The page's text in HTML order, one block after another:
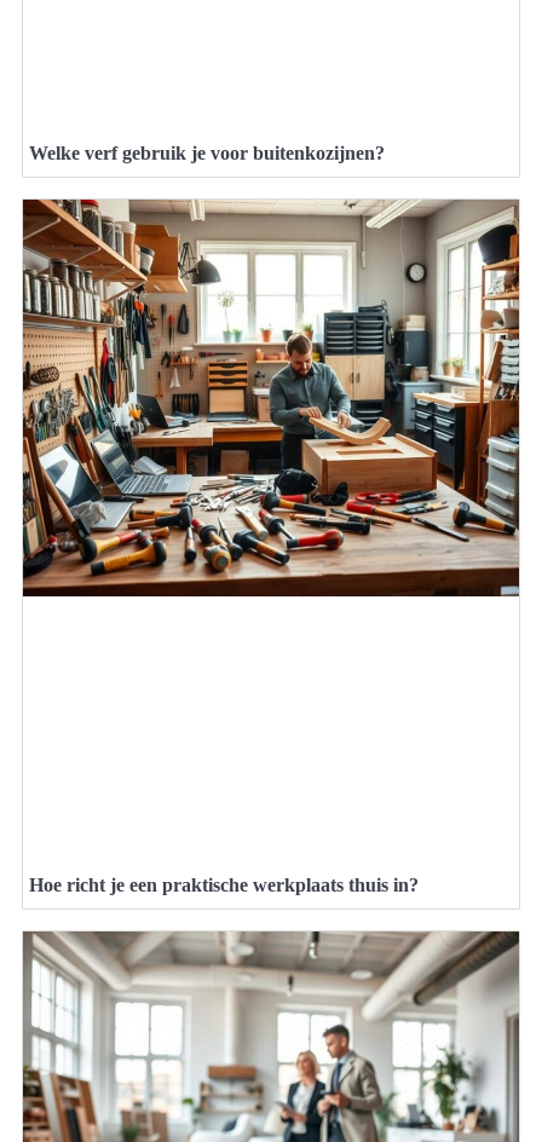
Welke verf gebruik je voor buitenkozijnen?
Hoe richt je een praktische werkplaats thuis in?